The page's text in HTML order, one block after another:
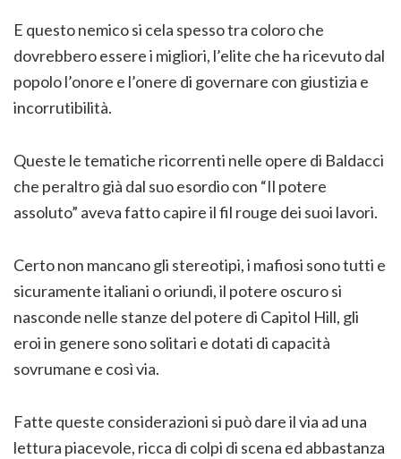
E questo nemico si cela spesso tra coloro che
dovrebbero essere i migliori, l’elite che ha ricevuto dal
popolo l’onore e l’onere di governare con giustizia e
incorrutibilità.
Queste le tematiche ricorrenti nelle opere di Baldacci
che peraltro già dal suo esordio con “Il potere
assoluto” aveva fatto capire il fil rouge dei suoi lavori.
Certo non mancano gli stereotipi, i mafiosi sono tutti e
sicuramente italiani o oriundi, il potere oscuro si
nasconde nelle stanze del potere di Capitol Hill, gli
eroi in genere sono solitari e dotati di capacità
sovrumane e così via.
Fatte queste considerazioni si può dare il via ad una
lettura piacevole, ricca di colpi di scena ed abbastanza